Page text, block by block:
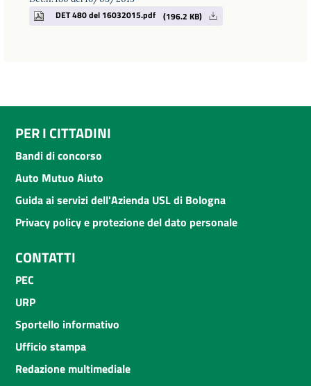
DET 480 del 16032015.pdf (196.2 KB)
PER I CITTADINI
Bandi di concorso
Auto Mutuo Aiuto
Guida ai servizi dell'Azienda USL di Bologna
Privacy policy e protezione del dato personale
CONTATTI
PEC
URP
Sportello informativo
Ufficio stampa
Redazione multimediale